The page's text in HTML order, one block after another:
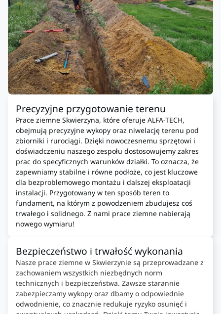
Precyzyjne przygotowanie terenu
Prace ziemne Skwierzyna, które oferuje ALFA-TECH,
obejmują precyzyjne wykopy oraz niwelację terenu pod
zbiorniki i rurociągi. Dzięki nowoczesnemu sprzętowi i
doświadczeniu naszego zespołu dostosowujemy zakres
prac do specyficznych warunków działki. To oznacza, że
zapewniamy stabilne i równe podłoże, co jest kluczowe
dla bezproblemowego montażu i dalszej eksploatacji
instalacji. Przygotowany w ten sposób teren to
fundament, na którym z powodzeniem zbudujesz coś
trwałego i solidnego. Z nami prace ziemne nabierają
nowego wymiaru!
Bezpieczeństwo i trwałość wykonania
Nasze prace ziemne w Skwierzynie są przeprowadzane z
zachowaniem wszystkich niezbędnych norm
technicznych i bezpieczeństwa. Zawsze starannie
zabezpieczamy wykopy oraz dbamy o odpowiednie
odwodnienie, co znacznie redukuje ryzyko osunięć i